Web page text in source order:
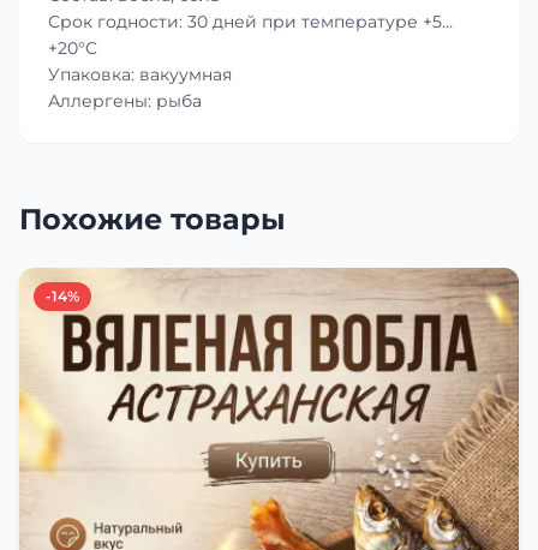
Срок годности: 30 дней при температуре +5…
+20°C
Упаковка: вакуумная
Аллергены: рыба
Похожие товары
-14%